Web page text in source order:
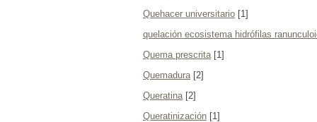
Quehacer universitario [1]
quelación ecosistema hidrófilas
Quema prescrita[1]
Quemadura[2]
Queratina[2]
Queratinización [1]